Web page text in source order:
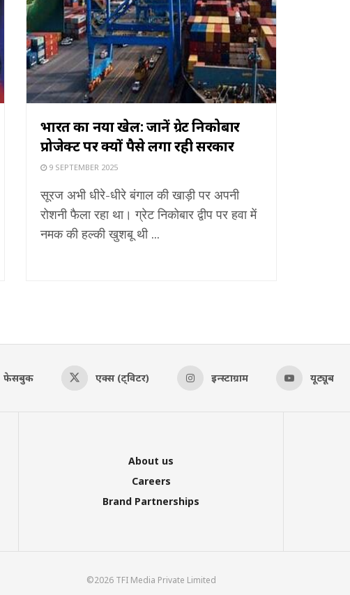
भारत का नया खेल: जानें ग्रेट निकोबार
प्रोजेक्ट पर क्यों पैसे लगा रही सरकार
9 SEPTEMBER 2025
सूरज अभी धीरे-धीरे बंगाल की खाड़ी पर अपनी
रोशनी फैला रहा था। ग्रेट निकोबार द्वीप पर हवा में
नमक की हल्की खुशबू थी ...
फेसबुक एक्स (ट्विटर) इन्स्टाग्राम यूट्यूब
About us
Careers
Brand Partnerships
©2026 TFI Media Private Limited